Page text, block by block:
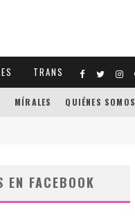
TRANS
MÍRALES QUIÉNES SOMOS
EN FACEBOOK